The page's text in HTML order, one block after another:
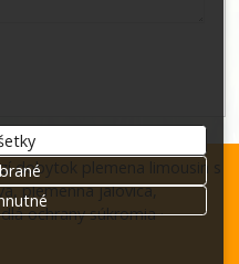
dobytok plemena limousin s
plemenná jalovica,
ochrany súkromia